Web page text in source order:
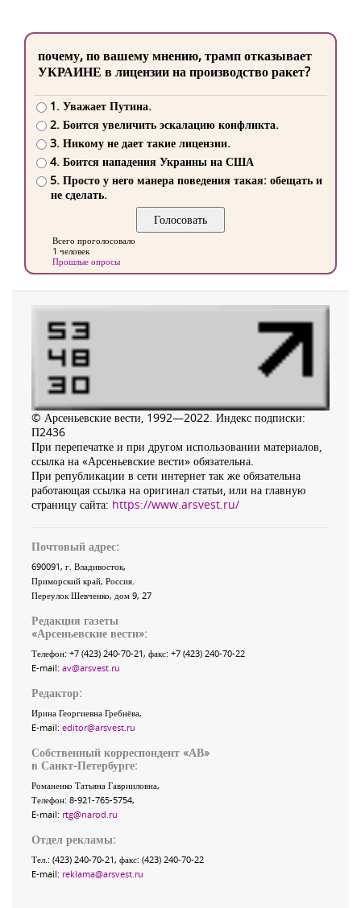
почему, по вашему мнению, трамп отказывает
УКРАИНЕ в лицензии на производство ракет?
1. Уважает Путина.
2. Боится увеличить эскалацию конфликта.
3. Никому не дает такие лицензии.
4. Боится нападения Украины на США
5. Просто у него манера поведения такая: обещать и
не сделать.
Всего проголосовало
1 человек
Прошлые опросы
© Арсеньевские вести, 1992—2022. Индекс подписки:
П2436
При перепечатке и при другом использовании материалов,
ссылка на «Арсеньевские вести» обязательна.
При републикации в сети интернет так же обязательна
работающая ссылка на оригинал статьи, или на главную
страницу сайта: https://www.arsvest.ru/
Почтовый адрес:
690091, г. Владивосток,
Приморский край, Россия
Переулок Шевченко, дом 9, 27
Редакция газеты
«Арсеньевские вести»:
Телефон: +7 (423) 240-70-21, факс: +7 (423) 240-70-22
E-mail: av@arsvest.ru
Редактор:
Ирина Георгиевна Гребнёва,
E-mail: editor@arsvest.ru
Собственный корреспондент «АВ»
в Санкт-Петербурге:
Романенко Татьяна Гаврииловна,
Телефон: 8-921-765-5754,
E-mail: rtg@narod.ru
Отдел рекламы:
Тел.: (423) 240-70-21, факс: (423) 240-70-22
E-mail: reklama@arsvest.ru